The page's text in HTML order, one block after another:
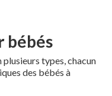
bébés
types, chacun
des bébés à